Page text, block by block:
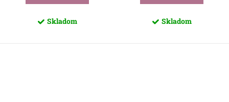
Skladom Skladom